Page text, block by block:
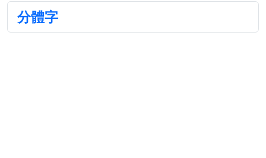
分體字